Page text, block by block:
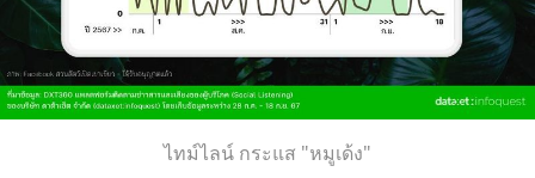
ไทม์ไลน์ กระแส "หมูเด้ง"